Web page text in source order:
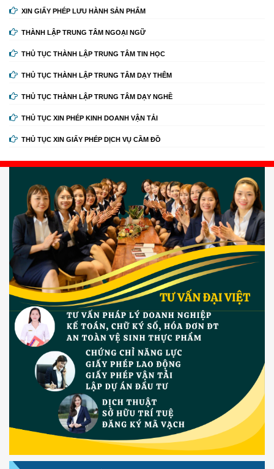
XIN GIẤY PHÉP LƯU HÀNH SẢN PHẨM
THÀNH LẬP TRUNG TÂM NGOẠI NGỮ
THỦ TỤC THÀNH LẬP TRUNG TÂM TIN HỌC
THỦ TỤC THÀNH LẬP TRUNG TÂM DẠY THÊM
THỦ TỤC THÀNH LẬP TRUNG TÂM DẠY NGHỀ
THỦ TỤC XIN PHÉP KINH DOANH VẬN TẢI
THỦ TỤC XIN GIẤY PHÉP DỊCH VỤ CẦM ĐỒ